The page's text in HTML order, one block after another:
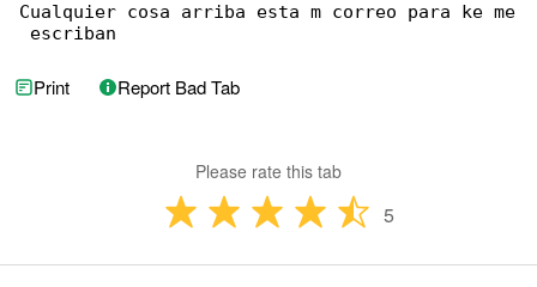
Cualquier cosa arriba esta m correo para ke me
escriban
Print Report Bad Tab
Please rate this tab
5